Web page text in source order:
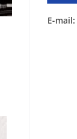
E-mail: